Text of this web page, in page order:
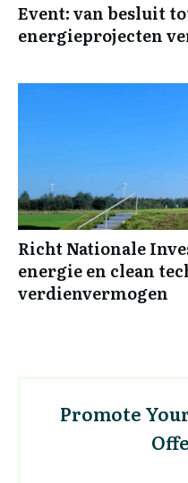
Event: van besluit
energieprojecten
Richt Nationale
energie en clean
verdienvermogen
Promote